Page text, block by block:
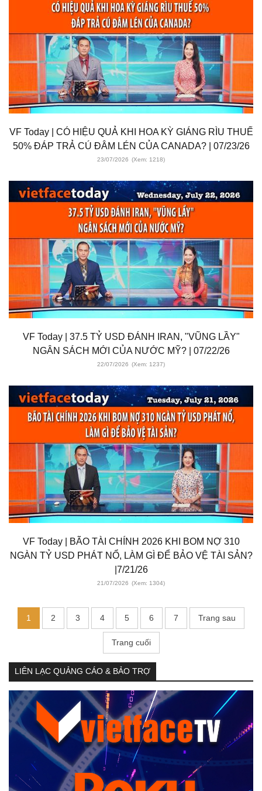
VF Today | CÓ HIỆU QUẢ KHI HOA KỲ GIÁNG RÌU THUẾ
50% ĐÁP TRẢ CÚ ĐÂM LÉN CỦA CANADA? | 07/23/26
23/07/2026 (Xem: 1218)
VF Today | 37.5 TỶ USD ĐÁNH IRAN, "VŨNG LẦY"
NGÂN SÁCH MỚI CỦA NƯỚC MỸ? | 07/22/26
22/07/2026 (Xem: 1237)
VF Today | BÃO TÀI CHÍNH 2026 KHI BOM NỢ 310
NGÀN TỶ USD PHÁT NỔ, LÀM GÌ ĐỂ BẢO VỆ TÀI SẢN?
|7/21/26
21/07/2026 (Xem: 1304)
1 2 3 4 5 6 7 Trang sau
Trang cuối
LIÊN LẠC QUẢNG CÁO & BẢO TRỢ